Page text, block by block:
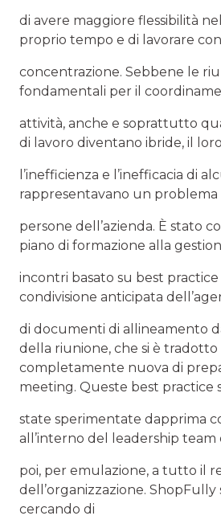
di avere maggiore flessibilità
proprio tempo e di lavorare
concentrazione. Sebbene le
fondamentali per il
attività, anche e soprattutto
di lavoro diventano ibride, il
l’inefficienza e l’inefficacia di
rappresentavano un problema
persone dell’azienda. È stato
piano di formazione alla
incontri basato su best
condivisione anticipata
di documenti di allineamento
della riunione, che si è
completamente nuova di
meeting. Queste best practice
state sperimentate dapprima
all’interno del leadership team
poi, per emulazione, a tutto il
dell’organizzazione. ShopFully
cercando di